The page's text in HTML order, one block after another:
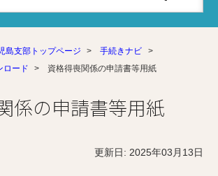
島支部トップページ > 手続きナビ
>
ロード
> 資格得喪関係の申請書等用紙
係の申請書等用紙
更新日: 2025年03月13日